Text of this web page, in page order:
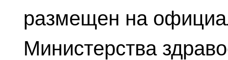
размещен на
Министерства